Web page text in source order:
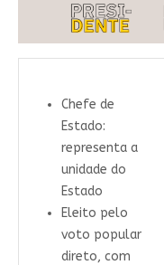
Chefe de
Estado:
representa a
unidade do
Estado
Eleito pelo
voto popular
direto, com